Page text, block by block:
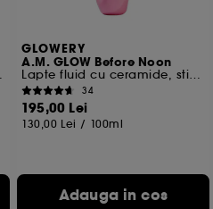
GLOWERY
A.M. GLOW Before Noon
Lapte fluid cu ceramide, stimulator de stralucire
34
195,00 Lei
130,00 Lei / 100ml
Adauga in cos